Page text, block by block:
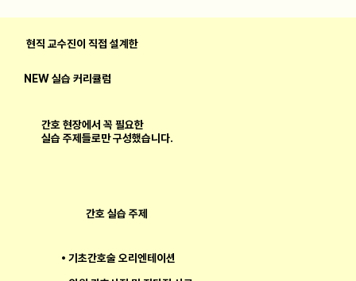
간호 실습 주제
• 기초간호술 오리엔테이션
현직 교수진이 직접 설계한
NEW ​실습 커리큘럼
간호 현장에서 꼭 필요한
​실습 주제들로만 구성했습니다.